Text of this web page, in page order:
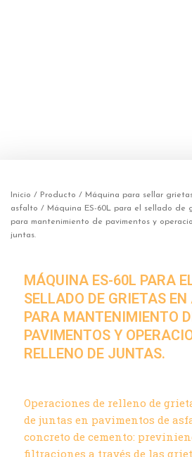
Inicio / Producto / Máquina para sellar
asfalto / Máquina ES-60L para el sellado de
para mantenimiento de pavimentos y
juntas.
MÁQUINA ES-60L PARA
SELLADO DE GRIETAS EN
PARA MANTENIMIENTO
PAVIMENTOS Y
RELLENO DE JUNTAS.
Operaciones de relleno de
de juntas en pavimentos de
concreto de cemento:
filtraciones a través de las